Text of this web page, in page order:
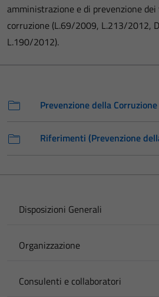
amministrazione e di prevenzione
corruzione (L.69/2009, L.213/2012,
L.190/2012).
Prevenzione della Corruzione
Riferimenti (Prevenzione
Disposizioni Generali
Organizzazione
Consulenti e collaboratori